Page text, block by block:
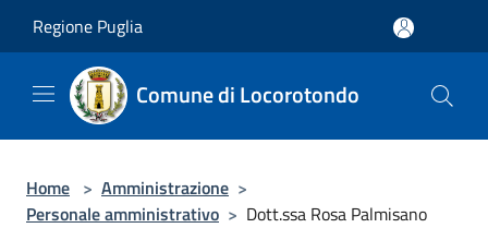
Regione Puglia
Comune di Locorotondo
Home > Amministrazione >
Personale amministrativo > Dott.ssa Rosa Palmisano